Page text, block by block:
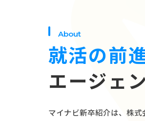
About
就活の前
エージェ
マイナビ新卒紹介は、株